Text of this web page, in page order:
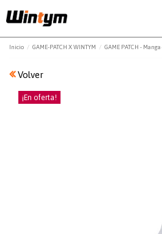
Inicio GAME-PATCH X WINTYM GAME PATCH -
Volver
¡En oferta!